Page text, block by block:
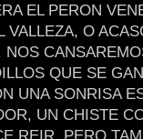
EL PERON
VALLEZA, O
QUE SE
UNA SONRISA
UN CHISTE